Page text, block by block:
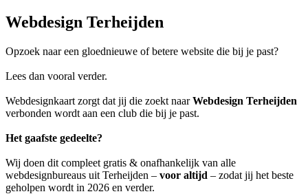
Webdesign Terheijden
Opzoek naar een gloednieuwe of betere website die bij je past?
Lees dan vooral verder.
Webdesignkaart zorgt dat jij die zoekt naarWebdesign Terheijden
verbonden wordt aan een club die bij je past.
Het gaafste gedeelte?
Wij doen dit compleet gratis & onafhankelijk van alle
webdesignbureaus uit Terheijden – voor altijd – zodat jij het beste
geholpen wordt in 2026 en verder.